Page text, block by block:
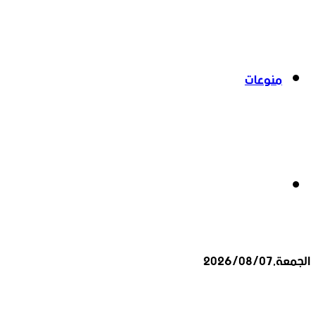
منوعات
الجمعة,2026/08/07